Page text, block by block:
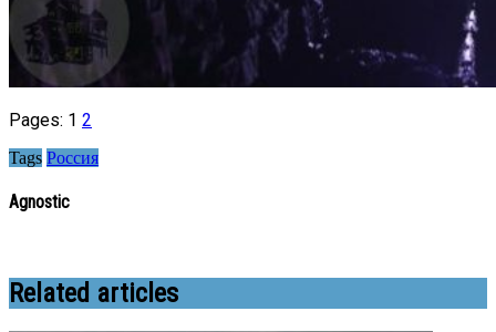
Pages: 1 2
Tags Россия
Agnostic
Related articles